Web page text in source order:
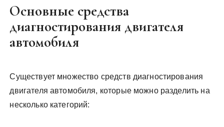
Основные средства
диагностирования двигателя
автомобиля
Существует множество средств диагностирования
двигателя автомобиля, которые можно разделить на
несколько категорий: